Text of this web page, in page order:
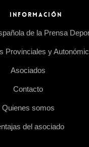
INFORMACIÓN
de la Prensa
Provinciales y
Asociados
Contacto
Quienes somos
del asociado